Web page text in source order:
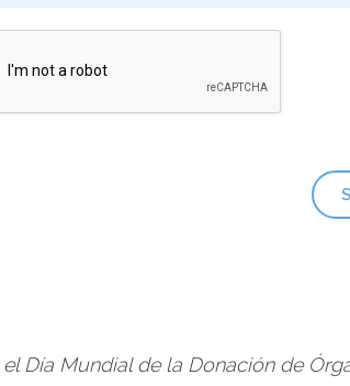
el Día Mundial de la Donación de